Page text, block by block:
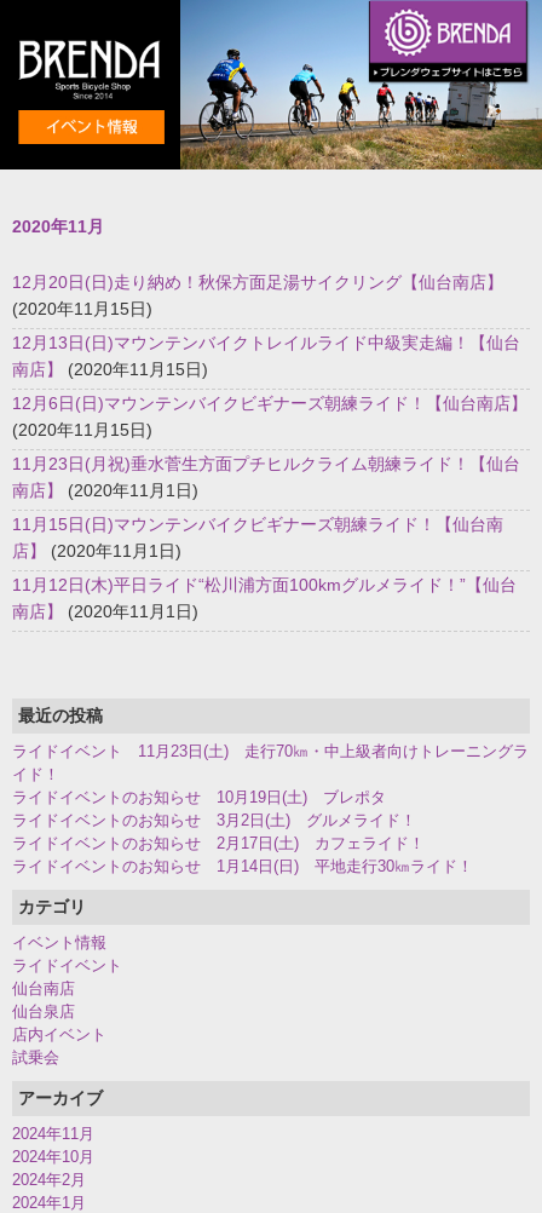
2020年11月
12月20日(日)走り納め！秋保方面足湯サイクリング【仙台南店】
(2020年11月15日)
12月13日(日)マウンテンバイクトレイルライド中級実走編！【仙台
南店】
(2020年11月15日)
12月6日(日)マウンテンバイクビギナーズ朝練ライド！【仙台南店】
(2020年11月15日)
11月23日(月祝)垂水菅生方面プチヒルクライム朝練ライド！【仙台
南店】
(2020年11月1日)
11月15日(日)マウンテンバイクビギナーズ朝練ライド！【仙台南
店】
(2020年11月1日)
11月12日(木)平日ライド“松川浦方面100kmグルメライド！”【仙台
南店】
(2020年11月1日)
最近の投稿
ライドイベント 11月23日(土) 走行70㎞・中上級者向けトレーニングラ
イド！
ライドイベントのお知らせ 10月19日(土) ブレポタ
ライドイベントのお知らせ 3月2日(土) グルメライド！
ライドイベントのお知らせ 2月17日(土) カフェライド！
ライドイベントのお知らせ 1月14日(日) 平地走行30㎞ライド！
カテゴリ
イベント情報
ライドイベント
仙台南店
仙台泉店
店内イベント
試乗会
アーカイブ
2024年11月
2024年10月
2024年2月
2024年1月